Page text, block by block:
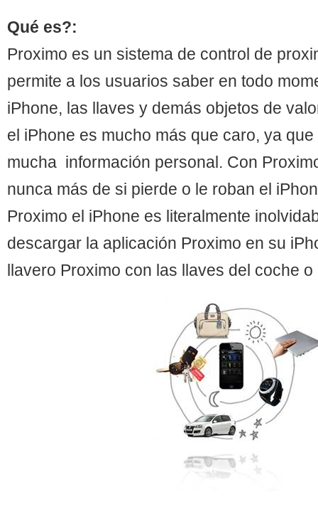
Qué es?:
Proximo es un sistema de control de
permite a los usuarios saber en todo
iPhone, las llaves y demás objetos de
el iPhone es mucho más que caro, ya
mucha información personal. Con
nunca más de si pierde o le roban el
Proximo el iPhone es literalmente
descargar la aplicación Proximo en su
llavero Proximo con las llaves del coche